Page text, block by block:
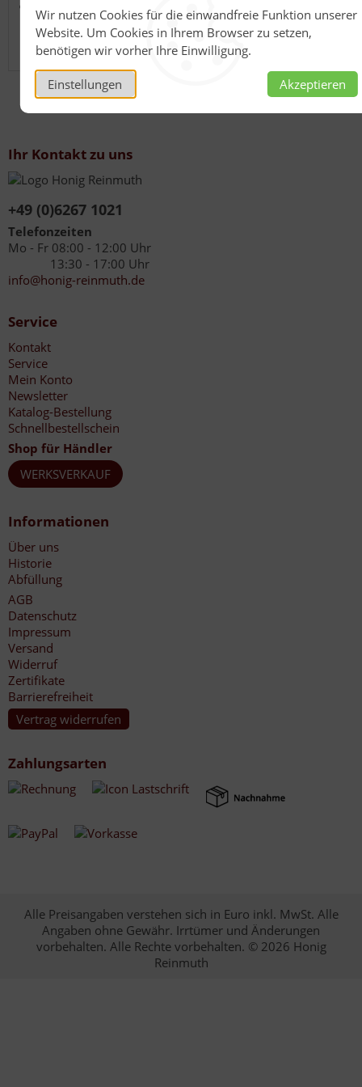
Wir nutzen Cookies für die einwandfreie Funktion unserer
Website. Um Cookies in Ihrem Browser zu setzen,
benötigen wir vorher Ihre Einwilligung.
Einstellungen Akzeptieren
Sie brauchen nur Licht und Wasser bald kann man beim
Wachsen zusehen.
Ihr Kontakt zu uns
+49 (0)6267 1021
Telefonzeiten
Mo - Fr 08:00 - 12:00 Uhr
13:30 - 17:00 Uhr
info@honig-reinmuth.de
Service
Kontakt
Service
Mein Konto
Newsletter
Katalog-Bestellung
Schnellbestellschein
Shop für Händler
WERKSVERKAUF
Informationen
Über uns
Historie
Abfüllung
AGB
Datenschutz
Impressum
Versand
Widerruf
Zertifikate
Barrierefreiheit
Vertrag widerrufen
Zahlungsarten
Alle Preisangaben verstehen sich in Euro inkl. MwSt. Alle
Angaben ohne Gewähr. Irrtümer und Änderungen
vorbehalten. Alle Rechte vorbehalten. © 2026 Honig
Reinmuth